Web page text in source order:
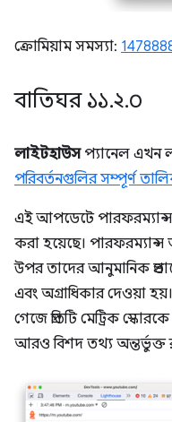
ক্রোমিয়াম সমস্যা:
বাতিঘর ১১.২.০
লাইটহাউসপ্যানেল এখন
পরিবর্তনগুলির সম্পূর্ণ
এই আপডেটে পারফরম্যান্স
করা হয়েছে। পারফরম্যান্স
উপর তাদের আনুমানিক
এবং অগ্রাধিকার দেওয়া
গেজে প্রতিটি মেট্রিক
আরও বিশদ তথ্য অন্তর্ভুক্ত